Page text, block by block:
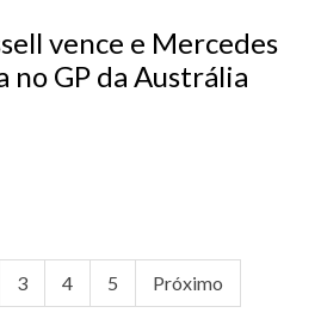
vence e Mercedes
no GP da Austrália
3 4 5 Próximo